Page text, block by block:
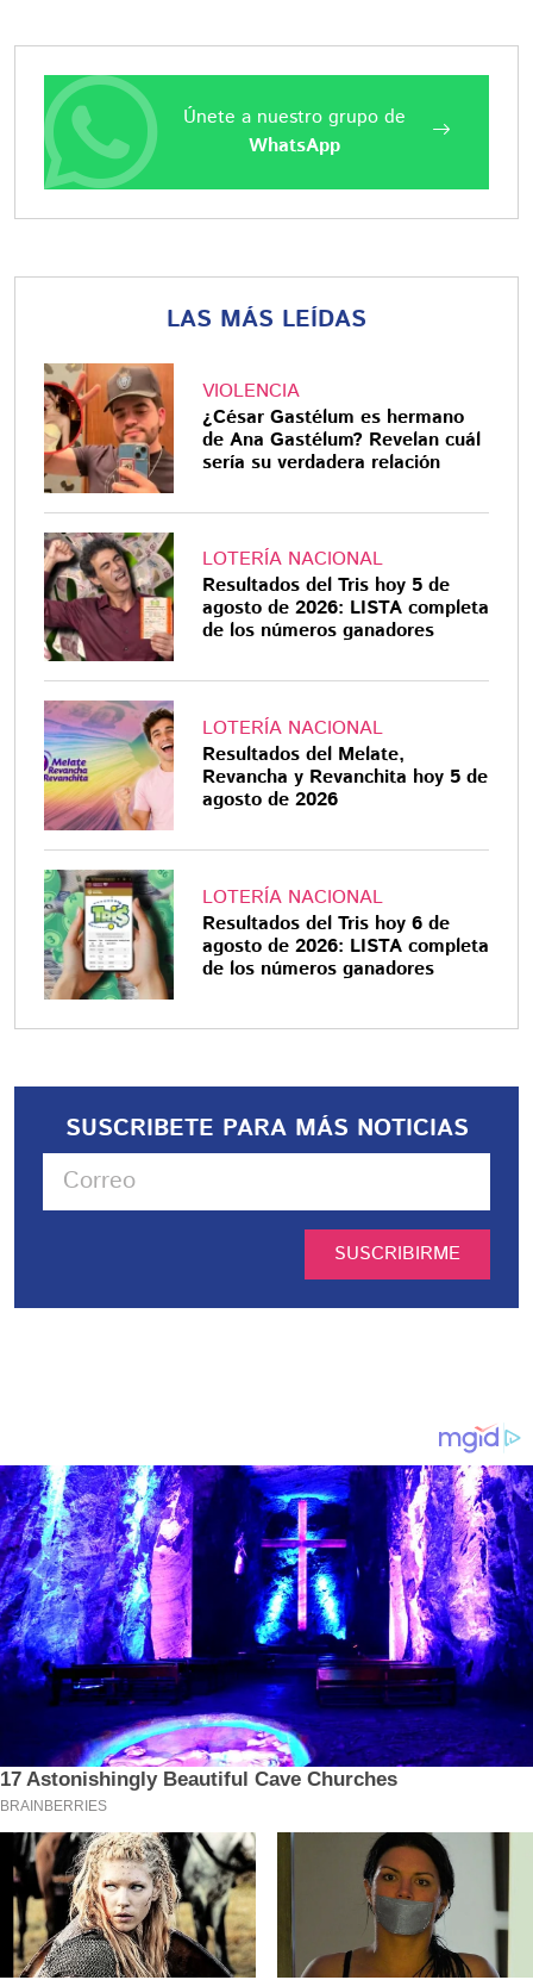
Únete a nuestro grupo de
WhatsApp
LAS MÁS LEÍDAS
VIOLENCIA
¿César Gastélum es hermano
de Ana Gastélum? Revelan cuál
sería su verdadera relación
LOTERÍA NACIONAL
Resultados del Tris hoy 5 de
agosto de 2026: LISTA completa
de los números ganadores
LOTERÍA NACIONAL
Resultados del Melate,
Revancha y Revanchita hoy 5 de
agosto de 2026
LOTERÍA NACIONAL
Resultados del Tris hoy 6 de
agosto de 2026: LISTA completa
de los números ganadores
SUSCRIBETE PARA MÁS NOTICIAS
SUSCRIBIRME